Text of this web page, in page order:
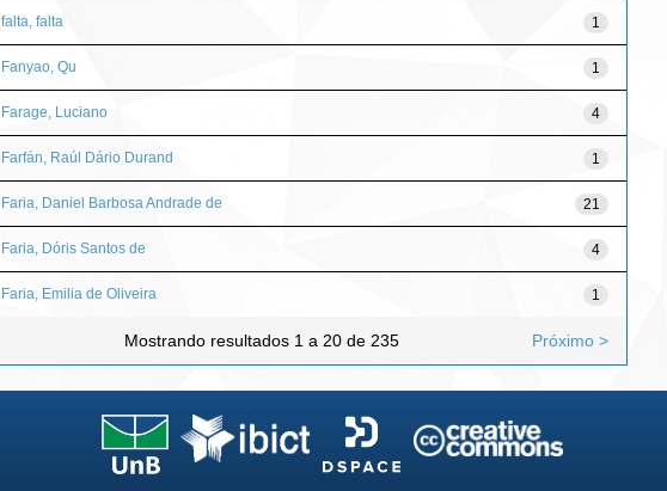
falta, falta 1
Fanyao, Qu 1
Farage, Luciano 4
Farfán, Raúl Dário Durand 1
Faria, Daniel Barbosa Andrade de 21
Faria, Dóris Santos de 4
Faria, Emilia de Oliveira 1
Mostrando resultados 1 a 20 de 235 Próximo >